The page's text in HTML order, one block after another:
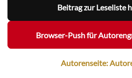
Beitrag zur Leseliste
Browser-Push für
Autorenseite: